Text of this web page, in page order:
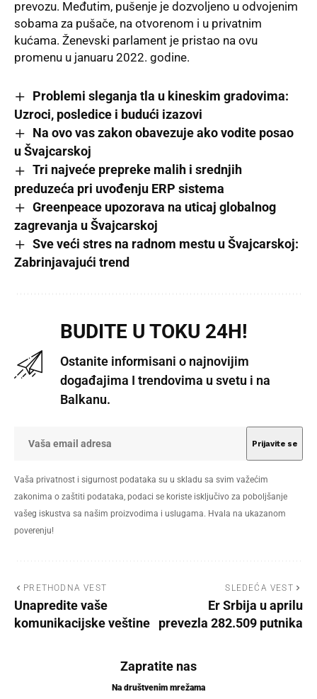
prevozu. Međutim, pušenje je dozvoljeno u odvojenim
sobama za pušače, na otvorenom i u privatnim
kućama. Ženevski parlament je pristao na ovu
promenu u januaru 2022. godine.
Problemi sleganja tla u kineskim gradovima:
Uzroci, posledice i budući izazovi
Na ovo vas zakon obavezuje ako vodite posao
u Švajcarskoj
Tri najveće prepreke malih i srednjih
preduzeća pri uvođenju ERP sistema
Greenpeace upozorava na uticaj globalnog
zagrevanja u Švajcarskoj
Sve veći stres na radnom mestu u Švajcarskoj:
Zabrinjavajući trend
BUDITE U TOKU 24H!
Ostanite informisani o najnovijim
događajima I trendovima u svetu i na
Balkanu.
Vaša privatnost i sigurnost podataka su u skladu sa svim važećim
zakonima o zaštiti podataka, podaci se koriste isključivo za poboljšanje
vašeg iskustva sa našim proizvodima i uslugama. Hvala na ukazanom
poverenju!
PRETHODNA VEST
Unapredite vaše
komunikacijske veštine
SLEDEĆA VEST
Er Srbija u aprilu
prevezla 282.509 putnika
Zapratite nas
Na društvenim mrežama